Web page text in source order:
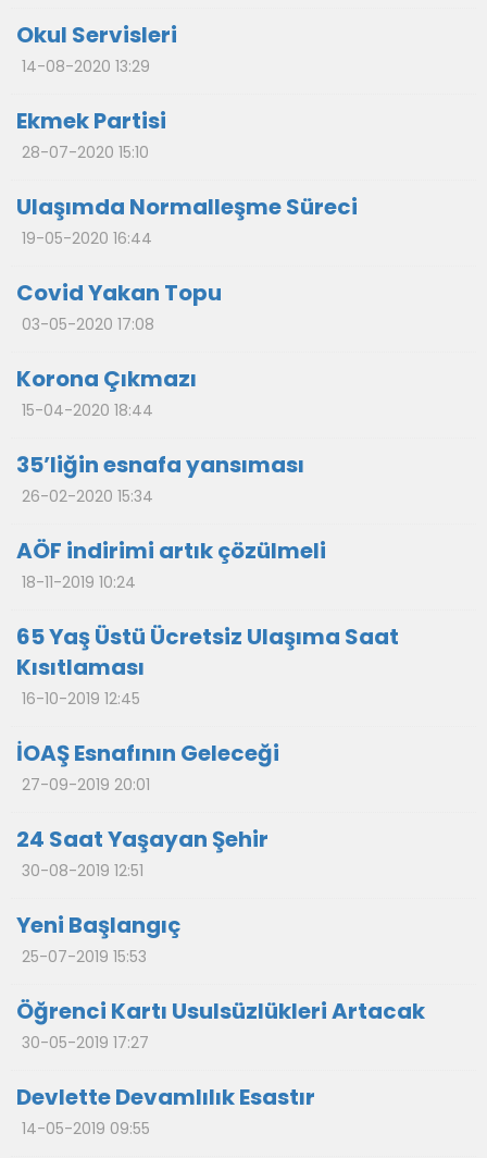
Okul Servisleri
14-08-2020 13:29
Ekmek Partisi
28-07-2020 15:10
Ulaşımda Normalleşme Süreci
19-05-2020 16:44
Covid Yakan Topu
03-05-2020 17:08
Korona Çıkmazı
15-04-2020 18:44
35’liğin esnafa yansıması
26-02-2020 15:34
AÖF indirimi artık çözülmeli
18-11-2019 10:24
65 Yaş Üstü Ücretsiz Ulaşıma Saat
Kısıtlaması
16-10-2019 12:45
İOAŞ Esnafının Geleceği
27-09-2019 20:01
24 Saat Yaşayan Şehir
30-08-2019 12:51
Yeni Başlangıç
25-07-2019 15:53
Öğrenci Kartı Usulsüzlükleri Artacak
30-05-2019 17:27
Devlette Devamlılık Esastır
14-05-2019 09:55